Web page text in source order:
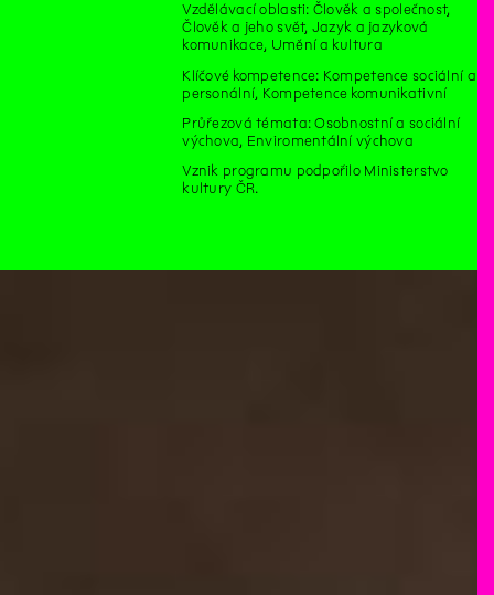
Vzdělávací oblasti: Člověk a společnost,
Člověk a jeho svět, Jazyk a jazyková
komunikace, Umění a kultura
Klíčové kompetence: Kompetence sociální a
personální, Kompetence komunikativní
Průřezová témata: Osobnostní a sociální
výchova, Enviromentální výchova
Vznik programu podpořilo Ministerstvo
kultury ČR.